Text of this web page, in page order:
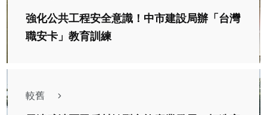
強化公共工程安全意識！中市建設局辦「台灣
職安卡」教育訓練
較舊